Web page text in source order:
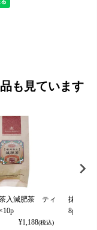
も見ています
入減肥茶 ティ
¥1,188(税込)
抹茶入
8g×30p